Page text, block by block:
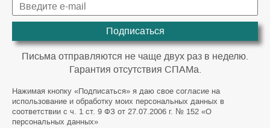
Подписаться
Письма отправляются не чаще двух раз в неделю.
Гарантия отсутствия СПАМа.
Нажимая кнопку «Подписаться» я даю свое согласие на
использование и обработку моих персональных данных в
соответствии с ч. 1 ст. 9 ФЗ от 27.07.2006 г. № 152 «О
персональных данных»